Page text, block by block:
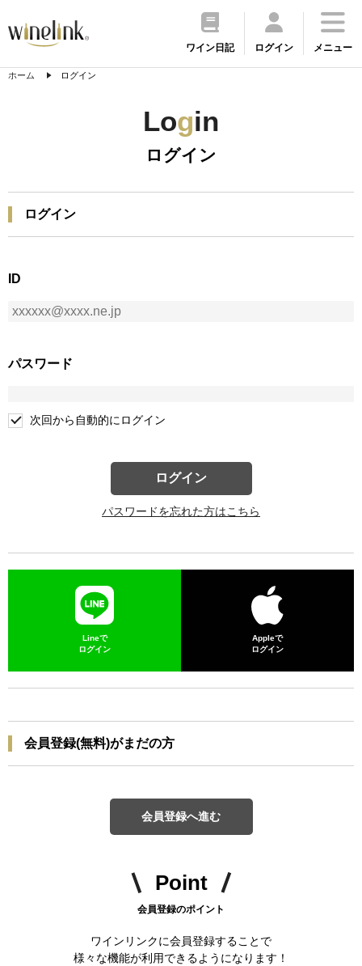
ワイン日記 ログイン メニュー
ホーム ログイン
Login
ログイン
ログイン
ID
パスワード
次回から自動的にログイン
ログイン
パスワードを忘れた方はこちら
Lineで
ログイン
Appleで
ログイン
会員登録(無料)がまだの方
会員登録へ進む
Point
会員登録のポイント
ワインリンクに会員登録することで
様々な機能が利用できるようになります！